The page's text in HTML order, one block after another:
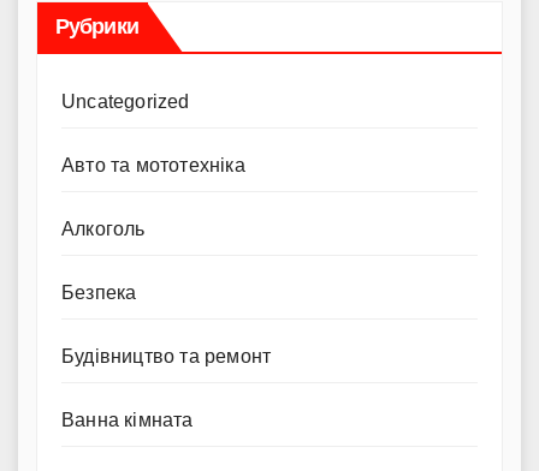
Рубрики
Uncategorized
Авто та мототехніка
Алкоголь
Безпека
Будівництво та ремонт
Ванна кімната